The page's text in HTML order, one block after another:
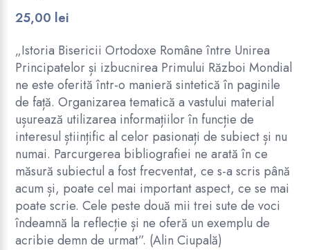
25,00 lei
„Istoria Bisericii Ortodoxe Române între Unirea
Principatelor și izbucnirea Primului Război Mondial
ne este oferită într-o manieră sintetică în paginile
de față. Organizarea tematică a vastului material
ușurează utilizarea informațiilor în funcție de
interesul științific al celor pasionați de subiect și nu
numai. Parcurgerea bibliografiei ne arată în ce
măsură subiectul a fost frecventat, ce s-a scris până
acum și, poate cel mai important aspect, ce se mai
poate scrie. Cele peste două mii trei sute de voci
îndeamnă la reflecție și ne oferă un exemplu de
acribie demn de urmat”. (Alin Ciupală)